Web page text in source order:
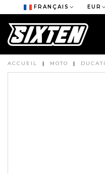
FRANÇAIS EUR
ACCUEIL | MOTO | DUCATI